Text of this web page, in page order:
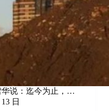
华说：迄今为止，…
日